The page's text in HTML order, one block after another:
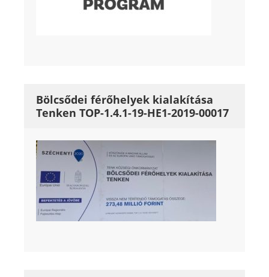
Bölcsődei férőhelyek kialakítása
Tenken TOP-1.4.1-19-HE1-2019-00017